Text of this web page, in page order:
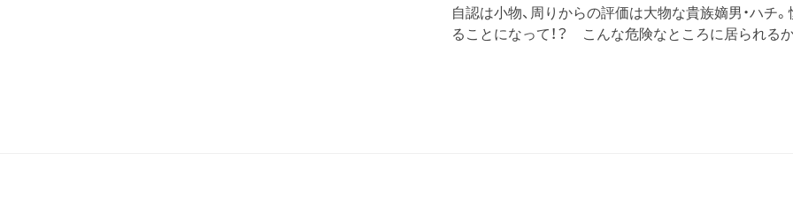
自認は小物、周りからの評価は大物な貴族嫡男・ハチ
ることになって！？ こんな危険なところに居られる